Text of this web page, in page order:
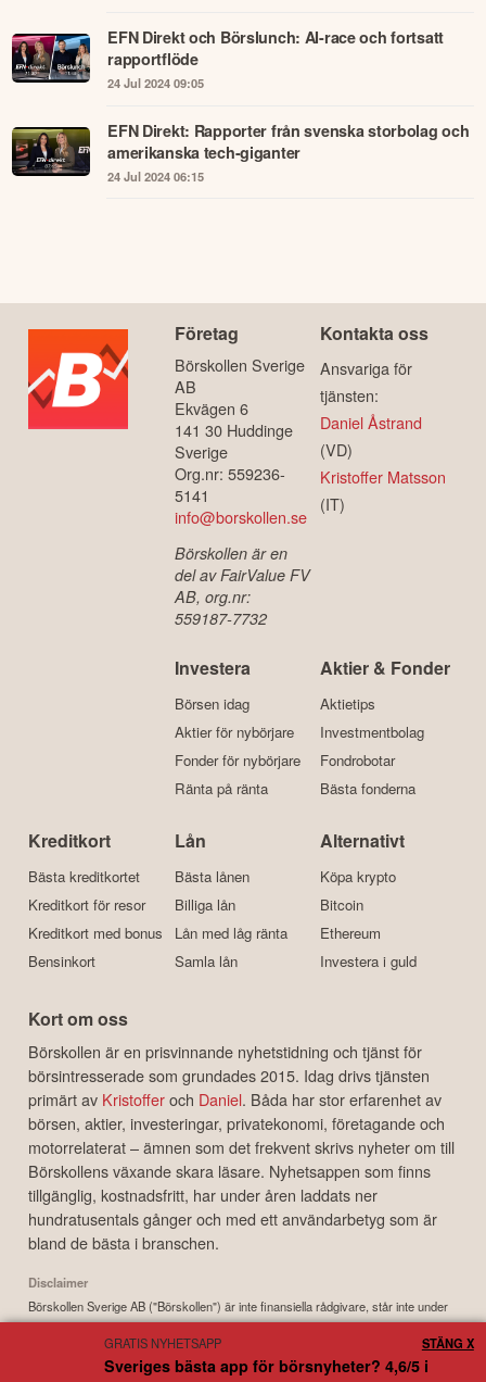
EFN Direkt och Börslunch: AI-race och fortsatt
rapportflöde
24 Jul 2024 09:05
EFN Direkt: Rapporter från svenska storbolag och
amerikanska tech-giganter
24 Jul 2024 06:15
Företag
Börskollen Sverige
AB
Ekvägen 6
141 30 Huddinge
Sverige
Org.nr: 559236-
5141
info@borskollen.se
Börskollen är en
del av FairValue FV
AB, org.nr:
559187-7732
Kontakta oss
Ansvariga för
tjänsten:
Daniel Åstrand
(VD)
Kristoffer Matsson
(IT)
Investera
Börsen idag
Aktier för nybörjare
Fonder för nybörjare
Ränta på ränta
Aktier & Fonder
Aktietips
Investmentbolag
Fondrobotar
Bästa fonderna
Kreditkort
Bästa kreditkortet
Kreditkort för resor
Kreditkort med bonus
Bensinkort
Lån
Bästa lånen
Billiga lån
Lån med låg ränta
Samla lån
Alternativt
Köpa krypto
Bitcoin
Ethereum
Investera i guld
Kort om oss
Börskollen är en prisvinnande nyhetstidning och tjänst för
börsintresserade som grundades 2015. Idag drivs tjänsten
primärt av Kristofferoch Daniel. Båda har stor erfarenhet av
börsen, aktier, investeringar, privatekonomi, företagande och
motorrelaterat – ämnen som det frekvent skrivs nyheter om till
Börskollens växande skara läsare. Nyhetsappen som finns
tillgänglig, kostnadsfritt, har under åren laddats ner
hundratusentals gånger och med ett användarbetyg som är
bland de bästa i branschen.
Disclaimer
Börskollen Sverige AB ("Börskollen") är inte finansiella rådgivare, står inte under
finansinspektionens tillsyn och ger inga råd till dig. Detta innebär att
investeringsbeslut baserade på information som direkt eller indirekt härrörande
från Börskollen eller personer med koppling till Börskollen, alltid fattas
GRATIS NYHETSAPP
Sveriges bästa app för börsnyheter? 4,6/5 i
STÄNG X